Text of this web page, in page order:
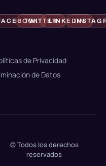
TWITTERLINKEDIN
de Privacidad
de Datos
© Todos los derechos
reservados